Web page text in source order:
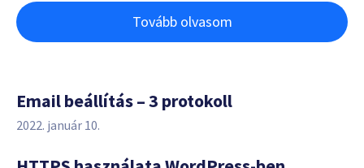
Tovább olvasom
Email beállítás – 3 protokoll
2022. január 10.